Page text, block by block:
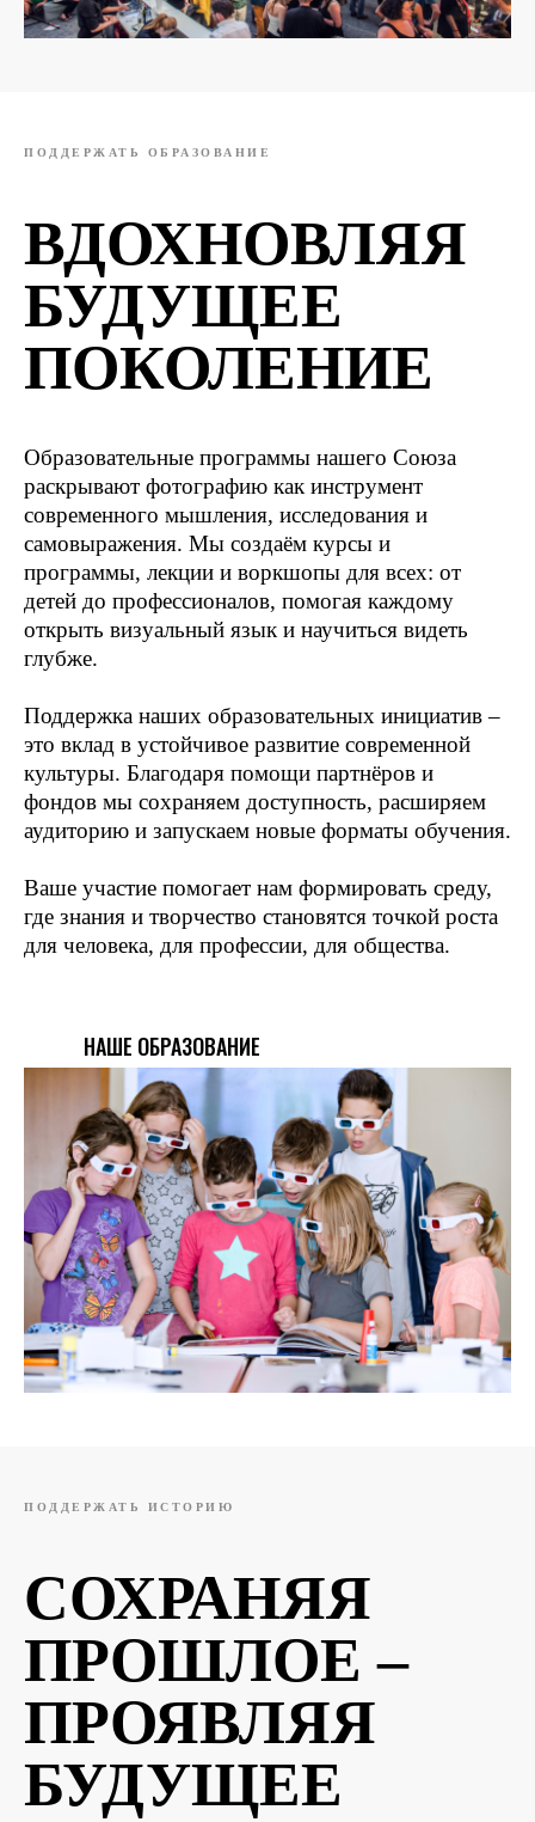
ПОДДЕРЖАТЬ ОБРАЗОВАНИЕ
ВДОХНОВЛЯЯ
БУДУЩЕЕ
ПОКОЛЕНИЕ
Образовательные программы нашего Союза
раскрывают фотографию как инструмент
современного мышления, исследования и
самовыражения. Мы создаём курсы и
программы, лекции и воркшопы для всех: от
детей до профессионалов, помогая каждому
открыть визуальный язык и научиться видеть
глубже.
Поддержка наших образовательных инициатив –
это вклад в устойчивое развитие современной
культуры. Благодаря помощи партнёров и
фондов мы сохраняем доступность, расширяем
аудиторию и запускаем новые форматы обучения.
Ваше участие помогает нам формировать среду,
где знания и творчество становятся точкой роста
для человека, для профессии, для общества.
НАШЕ ОБРАЗОВАНИЕ
ПОДДЕРЖАТЬ ИСТОРИЮ
СОХРАНЯЯ
ПРОШЛОЕ –
ПРОЯВЛЯЯ
БУДУЩЕЕ